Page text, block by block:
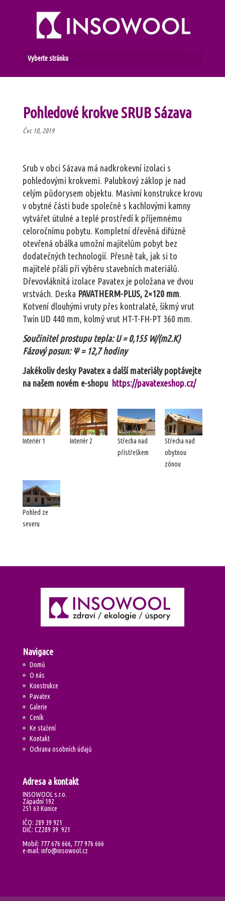
Vyberte stránku
Pohledové krokve SRUB Sázava
Čvc 10, 2019
Srub v obci Sázava má nadkrokevní izolaci s
pohledovými krokvemi. Palubkový záklop je nad
celým půdorysem objektu. Masivní konstrukce krovu
v obytné části bude společně s kachlovými kamny
vytvářet útulné a teplé prostředí k příjemnému
celoročnímu pobytu. Kompletní dřevěná difúzně
otevřená obálka umožní majitelům pobyt bez
dodatečných technologií. Přesně tak, jak si to
majitelé přáli při výběru stavebních materiálů.
Dřevovláknitá izolace Pavatex je položana ve dvou
vrstvách. Deska PAVATHERM-PLUS, 2×120 mm.
Kotvení dlouhými vruty přes kontralatě, šikmý vrut
Twin UD 440 mm, kolmý vrut HT-T-FH-PT 360 mm.
Součinitel prostupu tepla: U = 0,155 W/(m2.K)
Fázový posun: Ψ = 12,7 hodiny
Jakékoliv desky Pavatex a další materiály poptávejte
na našem novém e-shopu https://pavatexeshop.cz/
Interiér 1 Interiér 2
Střecha nad
přístřeškem
Střecha nad
obytnou
zónou
Pohled ze
severu
Navigace
Domů
O nás
Konstrukce
Pavatex
Galerie
Ceník
Ke stažení
Kontakt
Ochrana osobních údajů
Adresa a kontakt
INSOWOOL s.r.o.
Západní 192
251 63 Kunice
IČO: 289 39 921
DIČ: CZ289 39 921
Mobil: 777 676 666, 777 976 666
e-mail: info@insowool.cz